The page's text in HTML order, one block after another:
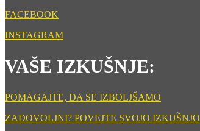
FACEBOOK
INSTAGRAM
VAŠE IZKUŠNJE:
POMAGAJTE, DA SE IZBOLJŠAMO
ZADOVOLJNI? POVEJTE SVOJO IZKUŠNJO